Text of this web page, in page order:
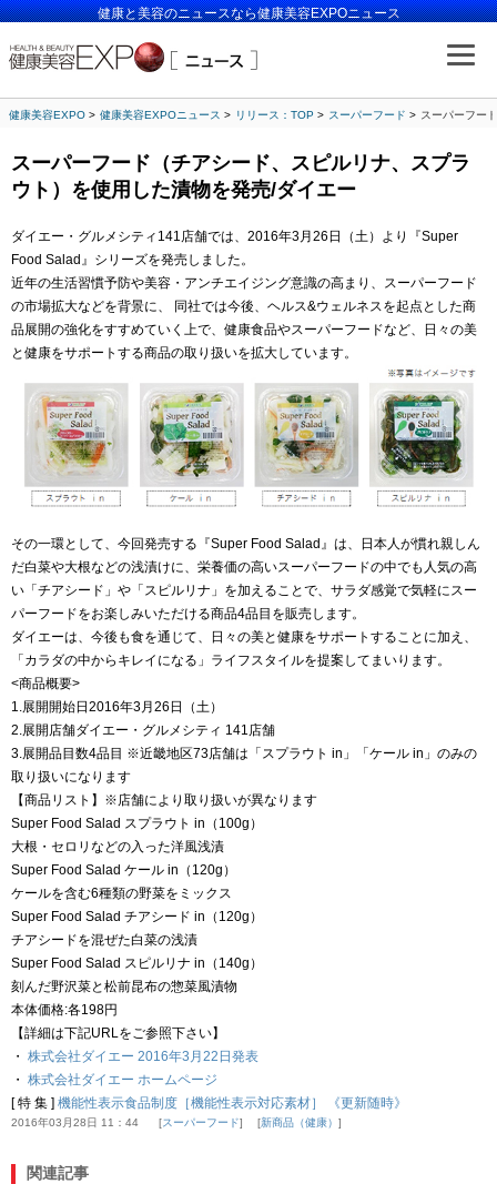
健康と美容のニュースなら健康美容EXPOニュース
健康美容EXPO 健康美容EXPOニュース リリース：TOP スーパーフード スーパーフー
スーパーフード（チアシード、スピルリナ、スプラ
ウト）を使用した漬物を発売/ダイエー
ダイエー・グルメシティ141店舗では、2016年3月26日（土）より『Super
Food Salad』シリーズを発売しました。
近年の生活習慣予防や美容・アンチエイジング意識の高まり、スーパーフード
の市場拡大などを背景に、 同社では今後、ヘルス&ウェルネスを起点とした商
品展開の強化をすすめていく上で、健康食品やスーパーフードなど、日々の美
と健康をサポートする商品の取り扱いを拡大しています。
その一環として、今回発売する『Super Food Salad』は、日本人が慣れ親しん
だ白菜や大根などの浅漬けに、栄養価の高いスーパーフードの中でも人気の高
い「チアシード」や「スピルリナ」を加えることで、サラダ感覚で気軽にスー
パーフードをお楽しみいただける商品4品目を販売します。
ダイエーは、今後も食を通じて、日々の美と健康をサポートすることに加え、
「カラダの中からキレイになる」ライフスタイルを提案してまいります。
<商品概要>
1.展開開始日2016年3月26日（土）
2.展開店舗ダイエー・グルメシティ 141店舗
3.展開品目数4品目 ※近畿地区73店舗は「スプラウト in」「ケール in」のみの
取り扱いになります
【商品リスト】※店舗により取り扱いが異なります
Super Food Salad スプラウト in（100g）
大根・セロリなどの入った洋風浅漬
Super Food Salad ケール in（120g）
ケールを含む6種類の野菜をミックス
Super Food Salad チアシード in（120g）
チアシードを混ぜた白菜の浅漬
Super Food Salad スピルリナ in（140g）
刻んだ野沢菜と松前昆布の惣菜風漬物
本体価格:各198円
【詳細は下記URLをご参照下さい】
・ 株式会社ダイエー 2016年3月22日発表
・ 株式会社ダイエー ホームページ
[ 特 集 ] 機能性表示食品制度［機能性表示対応素材］ 《更新随時》
2016年03月28日 11：44 スーパーフード 新商品（健康）
関連記事